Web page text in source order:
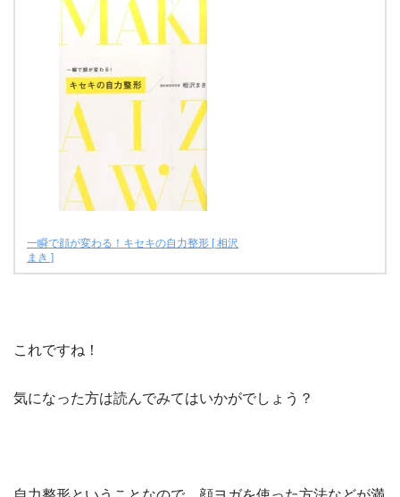
一瞬で顔が変わる！キセキの自力整形 [ 相沢
まき ]
これですね！
気になった方は読んでみてはいかがでしょう？